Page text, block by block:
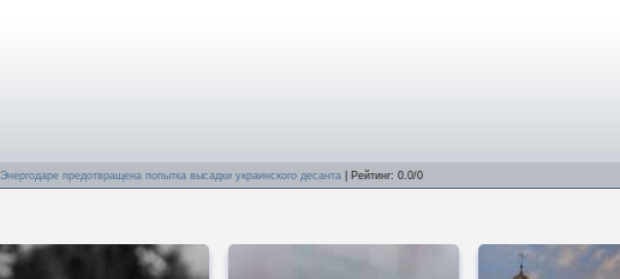
предотвращена попытка высадки украинского десанта Рейтинг: 0.0/0